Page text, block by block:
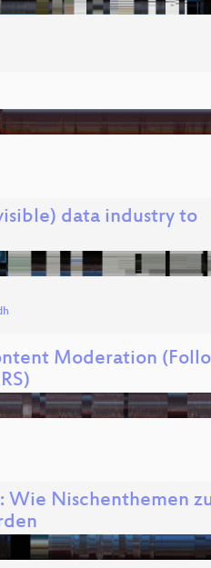
data industry to
Moderation
Wie Nischenthemen